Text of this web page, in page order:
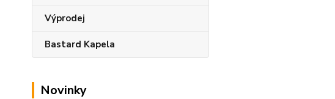
Výprodej
Bastard Kapela
Novinky